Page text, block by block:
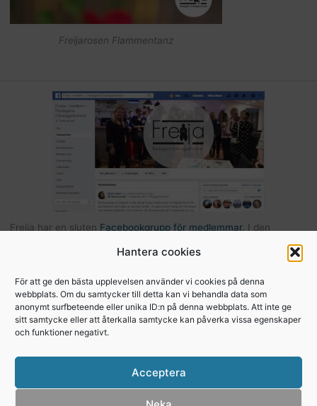
Hantera cookies
För att ge den bästa upplevelsen använder vi cookies på denna
webbplats. Om du samtycker till detta kan vi behandla data som
anonymt surfbeteende eller unika ID:n på denna webbplats. Att inte ge
sitt samtycke eller att återkalla samtycke kan påverka vissa egenskaper
och funktioner negativt.
Acceptera
Freijarosen Flammentanz
Freija har en sluten Facebookgrupp för medlemmar. I den
gruppen kan du som är medlem kommunicera med andra Freijor,
ställa frågor, tipsa varandra etc… Här hittar du också bilder och
filer från Freijaträffar. Om du är Freija och finns på Facebook –
begär att få bli medlem.
Copyright © 2026, Freija - Roslagens
Integritetspolicy